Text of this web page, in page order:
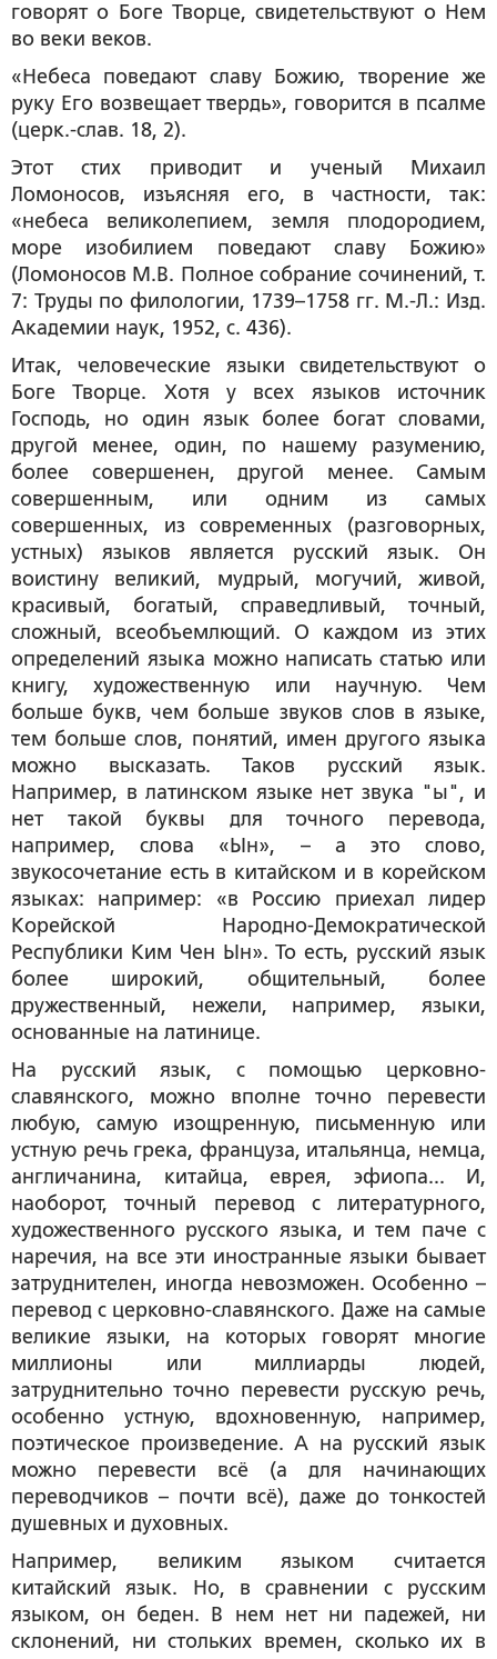
говорят о Боге Творце, свидетельствуют о Нем
во веки веков.
«Небеса поведают славу Божию, творение же
руку Его возвещает твердь», говорится в псалме
(церк.-слав. 18, 2).
Этот стих приводит и ученый Михаил
Ломоносов, изъясняя его, в частности, так:
«небеса великолепием, земля плодородием,
море изобилием поведают славу Божию»
(Ломоносов М.В. Полное собрание сочинений, т.
7: Труды по филологии, 1739–1758 гг. М.-Л.: Изд.
Академии наук, 1952, с. 436).
Итак, человеческие языки свидетельствуют о
Боге Творце. Хотя у всех языков источник
Господь, но один язык более богат словами,
другой менее, один, по нашему разумению,
более совершенен, другой менее. Самым
совершенным, или одним из самых
совершенных, из современных (разговорных,
устных) языков является русский язык. Он
воистину великий, мудрый, могучий, живой,
красивый, богатый, справедливый, точный,
сложный, всеобъемлющий. О каждом из этих
определений языка можно написать статью или
книгу, художественную или научную. Чем
больше букв, чем больше звуков слов в языке,
тем больше слов, понятий, имен другого языка
можно высказать. Таков русский язык.
Например, в латинском языке нет звука "ы", и
нет такой буквы для точного перевода,
например, слова «Ын», – а это слово,
звукосочетание есть в китайском и в корейском
языках: например: «в Россию приехал лидер
Корейской Народно-Демократической
Республики Ким Чен Ын». То есть, русский язык
более широкий, общительный, более
дружественный, нежели, например, языки,
основанные на латинице.
На русский язык, с помощью церковно-
славянского, можно вполне точно перевести
любую, самую изощренную, письменную или
устную речь грека, француза, итальянца, немца,
англичанина, китайца, еврея, эфиопа... И,
наоборот, точный перевод с литературного,
художественного русского языка, и тем паче с
наречия, на все эти иностранные языки бывает
затруднителен, иногда невозможен. Особенно –
перевод с церковно-славянского. Даже на самые
великие языки, на которых говорят многие
миллионы или миллиарды людей,
затруднительно точно перевести русскую речь,
особенно устную, вдохновенную, например,
поэтическое произведение. А на русский язык
можно перевести всё (а для начинающих
переводчиков – почти всё), даже до тонкостей
душевных и духовных.
Например, великим языком считается
китайский язык. Но, в сравнении с русским
языком, он беден. В нем нет ни падежей, ни
склонений, ни стольких времен, сколько их в